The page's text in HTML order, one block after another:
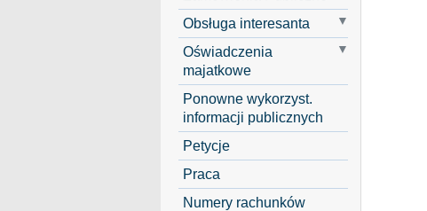
Obsługa interesanta
Oświadczenia
majatkowe
Ponowne wykorzyst.
informacji publicznych
Petycje
Praca
Numery rachunków